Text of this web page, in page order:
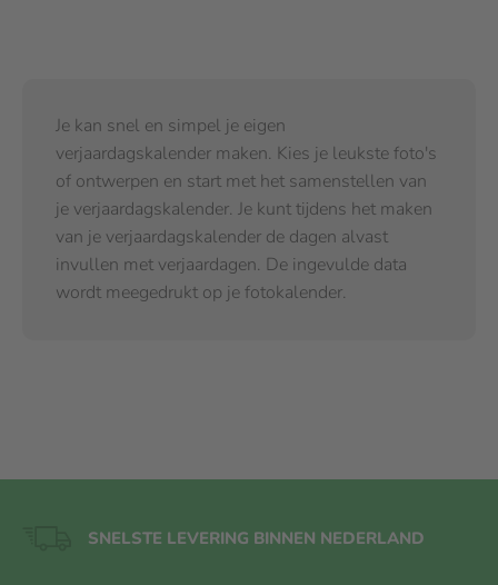
Je kan snel en simpel je eigen
verjaardagskalender maken. Kies je leukste foto's
of ontwerpen en start met het samenstellen van
je verjaardagskalender. Je kunt tijdens het maken
van je verjaardagskalender de dagen alvast
invullen met verjaardagen. De ingevulde data
wordt meegedrukt op je fotokalender.
SNELSTE LEVERING BINNEN NEDERLAND